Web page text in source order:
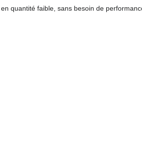
quantité faible, sans besoin de